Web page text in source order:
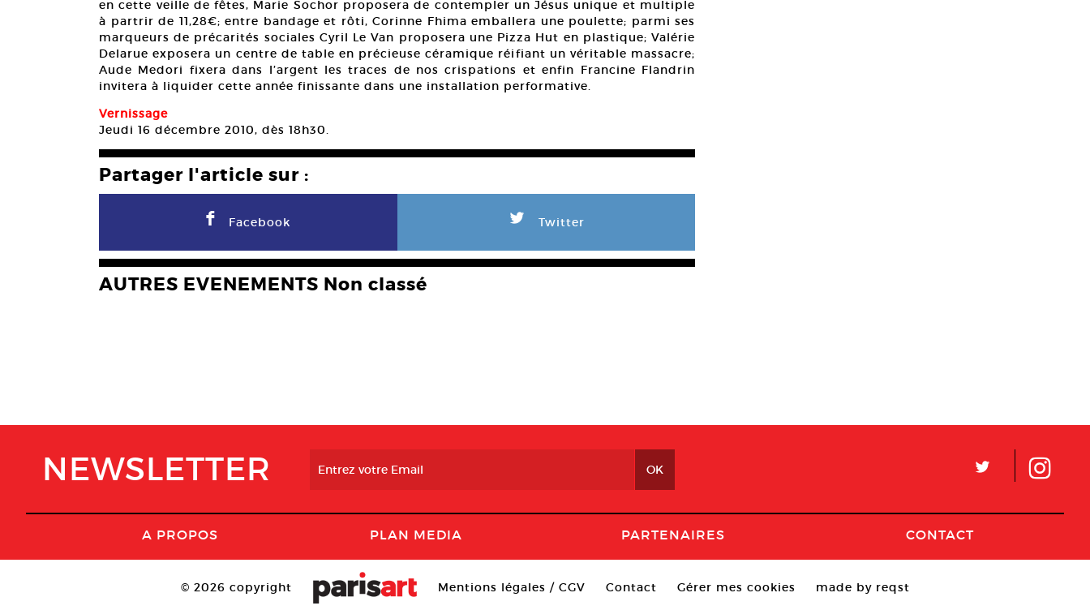
en cette veille de fêtes, Marie Sochor proposera de contempler un Jésus unique et multiple
à partrir de 11,28€; entre bandage et rôti, Corinne Fhima emballera une poulette; parmi ses
marqueurs de précarités sociales Cyril Le Van proposera une Pizza Hut en plastique; Valérie
Delarue exposera un centre de table en précieuse céramique réifiant un véritable massacre;
Aude Medori fixera dans l’argent les traces de nos crispations et enfin Francine Flandrin
invitera à liquider cette année finissante dans une installation performative.
Vernissage
Jeudi 16 décembre 2010, dès 18h30.
Partager l'article sur :
F Facebook L Twitter
AUTRES EVENEMENTS Non classé
NEWSLETTER L
A PROPOS PLAN MEDIA PARTENAIRES CONTACT
© 2026 copyright Mentions légales / CGV Contact Gérer mes cookies made by reqst